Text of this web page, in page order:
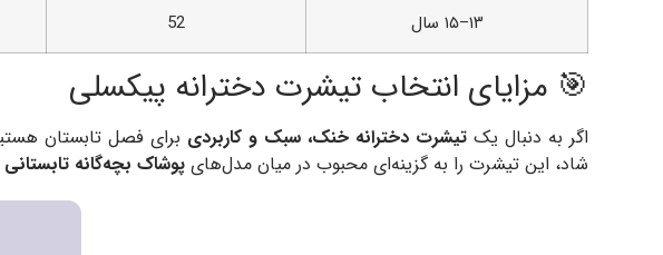
۱۳–۱۵ سال 52
🎯 مزایای انتخاب تیشرت دخترانه پیکسلی
اگر به دنبال یک تیشرت دخترانه خنک، سبک و کاربردی
شاد، این تیشرت را به گزینه‌ای محبوب در میان مدل‌های پوشاک بچه‌گانه تابستانی